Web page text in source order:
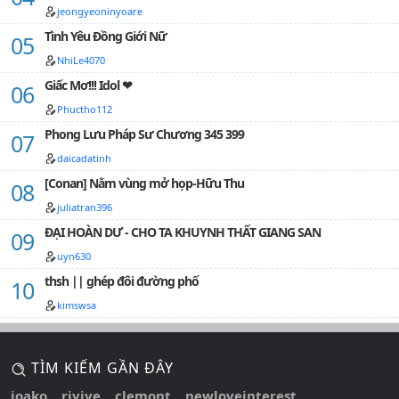
jeongyeoninyoare
Tình Yêu Đồng Giới Nữ
NhiLe4070
Giấc Mơ!!! Idol ❤
Phuctho112
Phong Lưu Pháp Sư Chương 345 399
daicadatinh
[Conan] Nằm vùng mở họp-Hữu Thu
juliatran396
ĐẠI HOÀN DƯ - CHO TA KHUYNH THẤT GIANG SAN
uyn630
thsh || ghép đôi đường phố
kimswsa
TÌM KIẾM GẦN ĐÂY
ioako rivive clemont newloveinterest